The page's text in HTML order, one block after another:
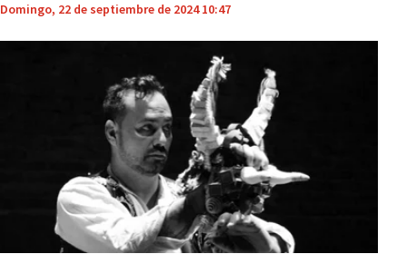
Domingo, 22 de septiembre de 2024 10:47